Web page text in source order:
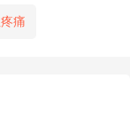
痛